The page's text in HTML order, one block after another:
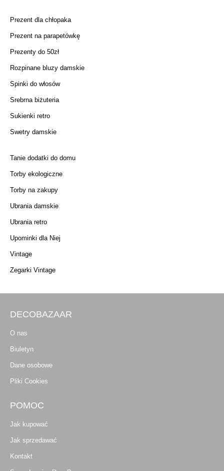
Prezent dla chłopaka
Prezent na parapetówkę
Prezenty do 50zł
Rozpinane bluzy damskie
Spinki do włosów
Srebrna biżuteria
Sukienki retro
Swetry damskie
Tanie dodatki do domu
Torby ekologiczne
Torby na zakupy
Ubrania damskie
Ubrania retro
Upominki dla Niej
Vintage
Zegarki Vintage
DECOBAZAAR
O nas
Biuletyn
Dane osobowe
Pliki Cookies
POMOC
Jak kupować
Jak sprzedawać
Kontakt